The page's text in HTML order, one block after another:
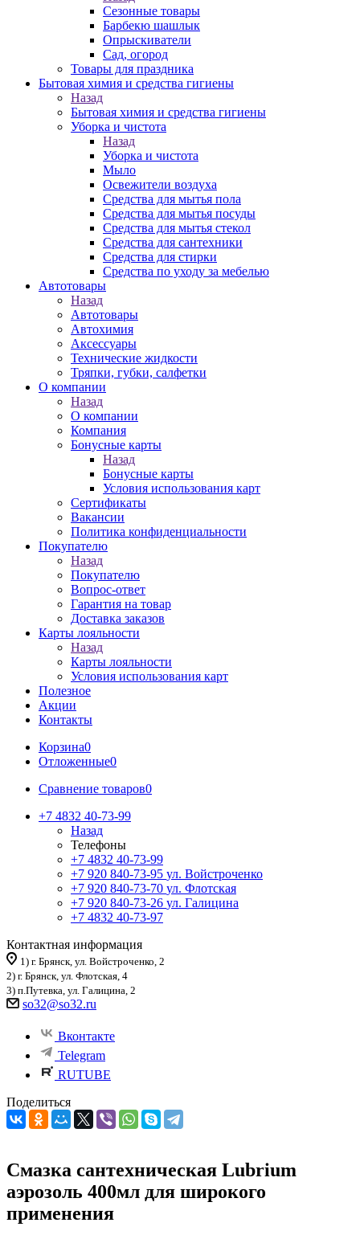
Сезонные товары
Барбекю шашлык
Опрыскиватели
Сад, огород
Товары для праздника
Бытовая химия и средства гигиены
Назад
Бытовая химия и средства гигиены
Уборка и чистота
Назад
Уборка и чистота
Мыло
Освежители воздуха
Средства для мытья пола
Средства для мытья посуды
Средства для мытья стекол
Средства для сантехники
Средства для стирки
Средства по уходу за мебелью
Автотовары
Назад
Автотовары
Автохимия
Аксессуары
Технические жидкости
Тряпки, губки, салфетки
О компании
Назад
О компании
Компания
Бонусные карты
Назад
Бонусные карты
Условия использования карт
Сертификаты
Вакансии
Политика конфиденциальности
Покупателю
Назад
Покупателю
Вопрос-ответ
Гарантия на товар
Доставка заказов
Карты лояльности
Назад
Карты лояльности
Условия использования карт
Полезное
Акции
Контакты
Корзина0
Отложенные0
Сравнение товаров0
+7 4832 40-73-99
Назад
Телефоны
+7 4832 40-73-99
+7 920 840-73-95 ул. Войстроченко
+7 920 840-73-70 ул. Флотская
+7 920 840-73-26 ул. Галицина
+7 4832 40-73-97
Контактная информация
1) г. Брянск, ул. Войстроченко, 2
2) г. Брянск, ул. Флотская, 4
3) п.Путевка, ул. Галицина, 2
so32@so32.ru
Вконтакте
Telegram
RUTUBE
Поделиться
Смазка сантехническая Lubrium
аэрозоль 400мл для широкого
применения